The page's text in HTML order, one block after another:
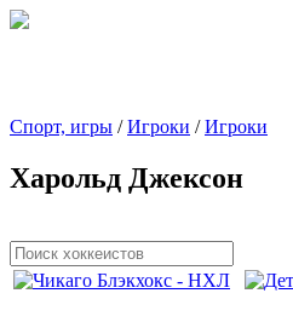
Спорт, игры /Игроки /Игроки
Харольд Джексон